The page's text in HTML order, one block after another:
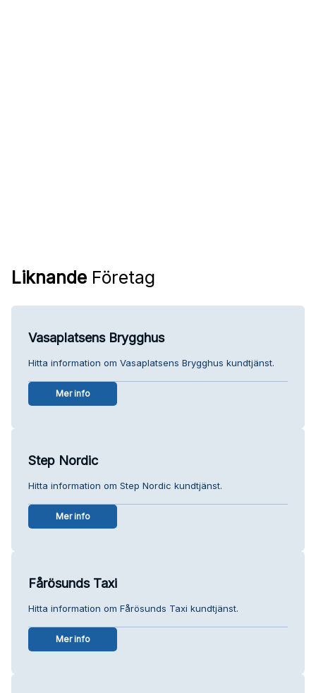
Liknande Företag
Vasaplatsens Brygghus
Hitta information om Vasaplatsens Brygghus kundtjänst.
Mer info
Step Nordic
Hitta information om Step Nordic kundtjänst.
Mer info
Fårösunds Taxi
Hitta information om Fårösunds Taxi kundtjänst.
Mer info